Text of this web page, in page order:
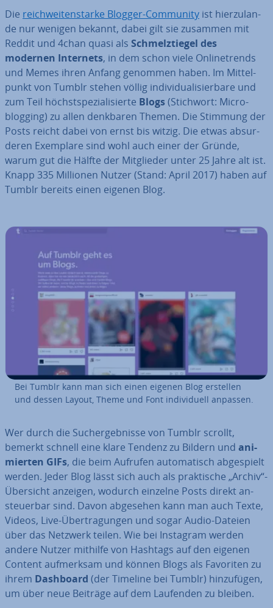
Die reich­wei­ten­star­ke Blogger-Community ist hier­zu­lan­
de nur wenigen bekannt, dabei gilt sie zusammen mit
Reddit und 4chan quasi als Schmelz­tie­gel des
modernen Internets, in dem schon viele On­line­trends
und Memes ihren Anfang genommen haben. Im Mit­tel­
punkt von Tumblr stehen völlig in­di­vi­dua­li­sier­ba­re und
zum Teil höchst­spe­zia­li­sier­te Blogs(Stichwort: Mi­cro­
blog­ging) zu allen denkbaren Themen. Die Stimmung der
Posts reicht dabei von ernst bis witzig. Die etwas ab­sur­
de­ren Exemplare sind wohl auch einer der Gründe,
warum gut die Hälfte der Mit­glie­der unter 25 Jahre alt ist.
Knapp 335 Millionen Nutzer (Stand: April 2017) haben auf
Tumblr bereits einen eigenen Blog.
Bei Tumblr kann man sich einen eigenen Blog erstellen
und dessen Layout, Theme und Font in­di­vi­du­ell anpassen.
Wer durch die Such­ergeb­nis­se von Tumblr scrollt,
bemerkt schnell eine klare Tendenz zu Bildern und ani­
mier­ten GIFs, die beim Aufrufen au­to­ma­tisch ab­ge­spielt
werden. Jeder Blog lässt sich auch als prak­ti­sche „Archiv“-
Übersicht anzeigen, wodurch einzelne Posts direkt an­
steu­er­bar sind. Davon abgesehen kann man auch Texte,
Videos, Live-Über­tra­gun­gen und sogar Audio-Dateien
über das Netzwerk teilen. Wie bei Instagram werden
andere Nutzer mithilfe von Hashtags auf den eigenen
Content auf­merk­sam und können Blogs als Favoriten zu
ihrem Dashboard (der Timeline bei Tumblr) hin­zu­fü­gen,
um über neue Beiträge auf dem Laufenden zu bleiben.